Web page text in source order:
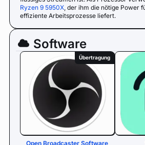
Ryzen 9 5950X , der ihm die nötige Power
effiziente Arbeitsprozesse liefert.
Software
Übertragung
Open Broadcaster Software